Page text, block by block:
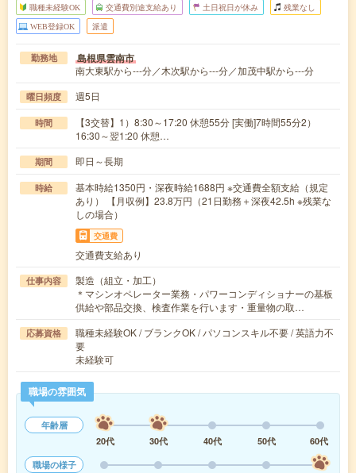
職種未経験OK 交通費別途支給あり 土日祝日が休み 残業なし
WEB登録OK 派遣
勤務地 島根県雲南市
南大東駅から---分／木次駅から---分／加茂中駅から---分
曜日頻度 週5日
時間
【3交替】1）8:30～17:20 休憩55分 [実働]7時間55分2）
16:30～翌1:20 休憩…
期間 即日～長期
時給
基本時給1350円・深夜時給1688円 ※交通費全額支給（規定
あり） 【月収例】23.8万円（21日勤務＋深夜42.5h ※残業な
しの場合）
交通費
交通費支給あり
仕事内容
製造（組立・加工）
＊マシンオペレーター業務・パワーコンディショナーの基板
供給や部品交換、検査作業を行います・重量物の取…
応募資格
職種未経験OK / ブランクOK / パソコンスキル不要 / 英語力不
要
未経験可
職場の雰囲気
年齢層
20代
30代 40代 50代
60代
職場の様子